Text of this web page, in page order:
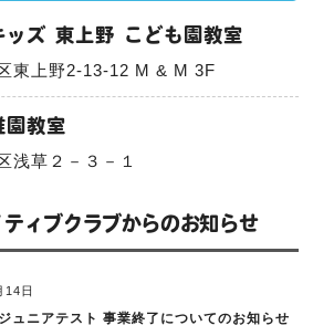
ッズ 東上野 こども園教室
東上野2-13-12 M & M 3F
園教室
浅草２－３－１
ィブクラブからのお知らせ
14日
ュニアテスト 事業終了についてのお知らせ